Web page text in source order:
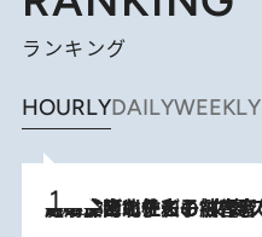
ランキング
HOURLYDAILYWEEKLY
2026.8.3
《「文士の子ども被害者の会」発足！》阿川佐和子（72）が語る遠藤周作に北杜夫、劇作家・矢代静一の子どもたちの“文豪プライベート事件簿”